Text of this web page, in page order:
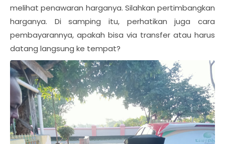
melihat penawaran harganya. Silahkan pertimbangkan
harganya. Di samping itu, perhatikan juga cara
pembayarannya, apakah bisa via transfer atau harus
datang langsung ke tempat?